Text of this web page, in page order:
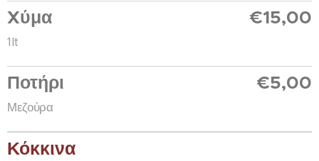
Xύμα
1lt
€15,00
Ποτήρι
Μεζούρα
€5,00
Κόκκινα